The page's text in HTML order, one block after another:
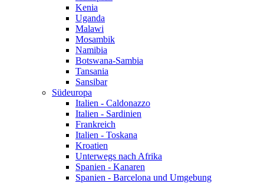
Kenia
Uganda
Malawi
Mosambik
Namibia
Botswana-Sambia
Tansania
Sansibar
Südeuropa
Italien - Caldonazzo
Italien - Sardinien
Frankreich
Italien - Toskana
Kroatien
Unterwegs nach Afrika
Spanien - Kanaren
Spanien - Barcelona und Umgebung